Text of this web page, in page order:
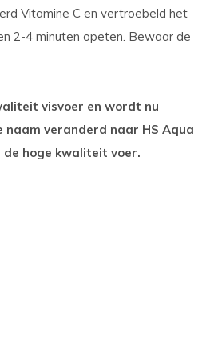
Vitamine C en vertroebeld het
2-4 minuten opeten. Bewaar de
visvoer en wordt nu
naam veranderd naar HS Aqua
de hoge kwaliteit voer.